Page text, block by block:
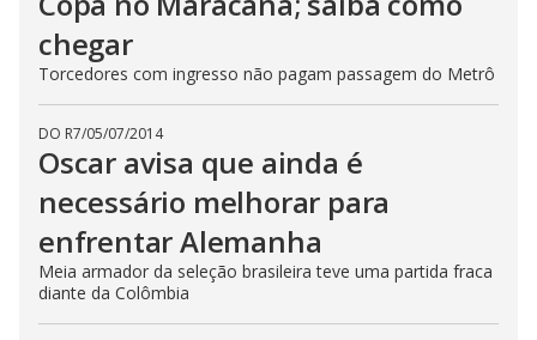
chegar
Torcedores com ingresso não pagam passagem do Metrô
DO R7/05/07/2014
Oscar avisa que ainda é
necessário melhorar para
enfrentar Alemanha
Meia armador da seleção brasileira teve uma partida fraca
diante da Colômbia